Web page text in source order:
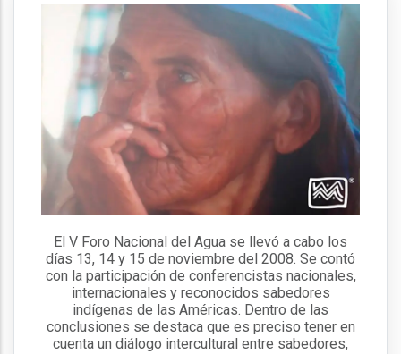
El V Foro Nacional del Agua se llevó a cabo los
días 13, 14 y 15 de noviembre del 2008. Se contó
con la participación de conferencistas nacionales,
internacionales y reconocidos sabedores
indígenas de las Américas. Dentro de las
conclusiones se destaca que es preciso tener en
cuenta un diálogo intercultural entre sabedores,